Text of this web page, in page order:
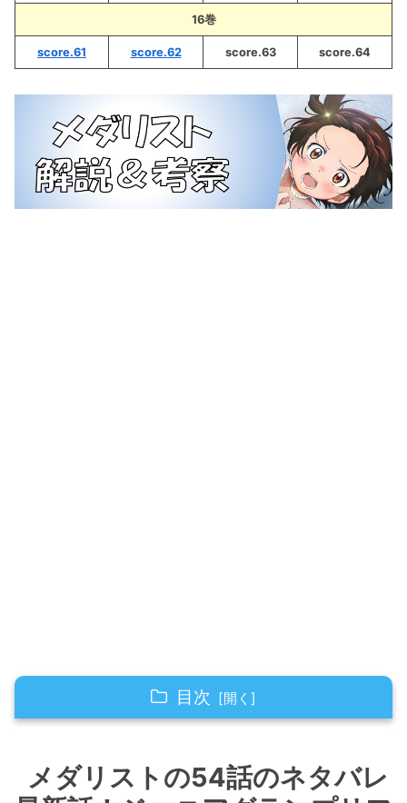
16巻
score.61 score.62 score.63 score.64
目次
グランプリファイナル！
前回の心の和解がいのりに与えた影響
メダリストの54話のネタバレ